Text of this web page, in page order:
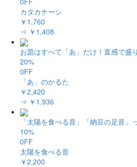
カタカナーシ
￥1,760
⇒ ￥1,408
お題はすべて「あ」だけ！直感で盛
20%
0FF
「あ」のかるた
￥2,420
⇒ ￥1,936
「太陽を食べる音」「納豆の足音」
10%
0FF
太陽を食べる音
￥2,200